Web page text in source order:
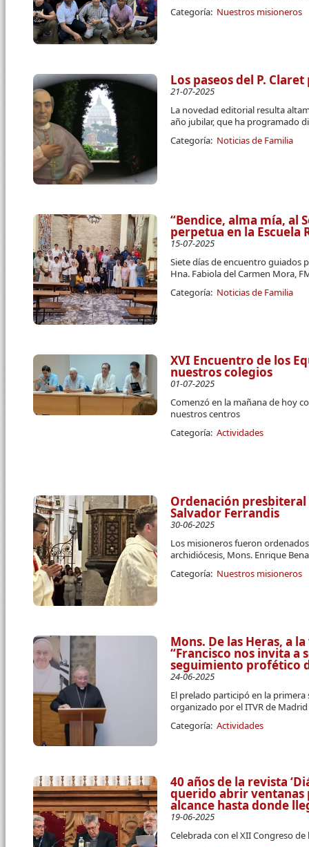
Categoría: Nuestros misioneros
Los paseos del P.
21-07-2025
La novedad editorial resulta
año jubilar, que ha programado
Categoría: Noticias de Familia
“Bendice, alma mía, al
perpetua en la Escuela
15-07-2025
Siete días de encuentro guiados
Hna. Fabiola del Carmen Mora,
Categoría: Noticias de Familia
XVI Encuentro de los
nuestros colegios
01-07-2025
Comenzó en la mañana de hoy
nuestros centros
Categoría: Actividades
Ordenación
Salvador Ferrandis
30-06-2025
Los misioneros fueron
archidiócesis, Mons. Enrique
Categoría: Nuestros misioneros
Mons. De las Heras, a
“Francisco nos invita a
seguimiento profético
24-06-2025
El prelado participó en la primera
organizado por el ITVR de Madrid
Categoría: Actividades
40 años de la revista
querido abrir ventanas
alcance hasta donde
19-06-2025
Celebrada con el XII Congreso